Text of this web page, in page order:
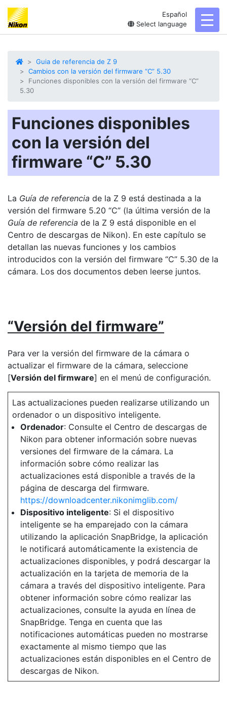
Español
Select language
Guia de referencia de Z 9
Cambios con la versión del firmware “C” 5.30
Funciones disponibles con la versión del firmware “C”
5.30
Funciones disponibles
con la versión del
firmware “C” 5.30
La Guía de referencia de la Z 9 está destinada a la
versión del firmware 5.20 “C” (la última versión de la
Guía de referencia de la Z 9 está disponible en el
Centro de descargas de Nikon). En este capítulo se
detallan las nuevas funciones y los cambios
introducidos con la versión del firmware “C” 5.30 de la
cámara. Los dos documentos deben leerse juntos.
“Versión del firmware”
Para ver la versión del firmware de la cámara o
actualizar el firmware de la cámara, seleccione
[Versión del firmware] en el menú de configuración.
Las actualizaciones pueden realizarse utilizando un
ordenador o un dispositivo inteligente.
Ordenador: Consulte el Centro de descargas de
Nikon para obtener información sobre nuevas
versiones del firmware de la cámara. La
información sobre cómo realizar las
actualizaciones está disponible a través de la
página de descarga del firmware.
https://downloadcenter.nikonimglib.com/
Dispositivo inteligente: Si el dispositivo
inteligente se ha emparejado con la cámara
utilizando la aplicación SnapBridge, la aplicación
le notificará automáticamente la existencia de
actualizaciones disponibles, y podrá descargar la
actualización en la tarjeta de memoria de la
cámara a través del dispositivo inteligente. Para
obtener información sobre cómo realizar las
actualizaciones, consulte la ayuda en línea de
SnapBridge. Tenga en cuenta que las
notificaciones automáticas pueden no mostrarse
exactamente al mismo tiempo que las
actualizaciones están disponibles en el Centro de
descargas de Nikon.